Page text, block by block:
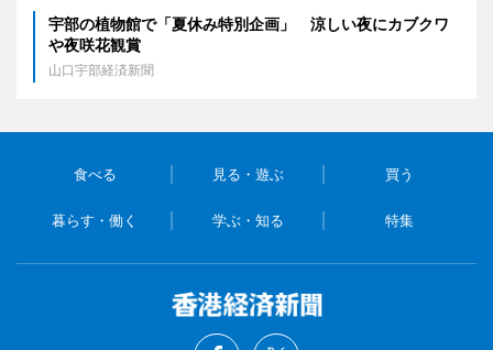
宇部の植物館で「夏休み特別企画」 涼しい夜にカブクワ
や夜咲花観賞
山口宇部経済新聞
食べる 見る・遊ぶ 買う
暮らす・働く 学ぶ・知る 特集